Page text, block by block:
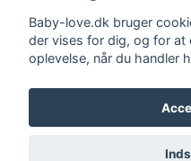
© 2026
Baby-love.dk bruger
der vises for dig, og for at
oplevelse, når du handler